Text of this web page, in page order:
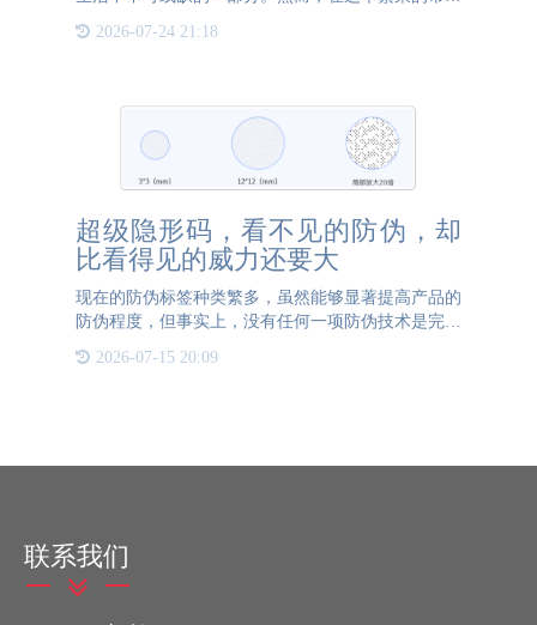
者在享受高科技带来的便利的同时，也面临着被假货
2026-07-24 21:18
超级隐形码，看不见的防伪，却
比看得见的威力还要大
现在的防伪标签种类繁多，虽然能够显著提高产品的
防伪程度，但事实上，没有任何一项防伪技术是完全
不可破解的。随着技术的发展，伪造者也在不断学习
新技术来复制甚至破解防伪标签，所以理所当然地我
2026-07-15 20:09
联系我们